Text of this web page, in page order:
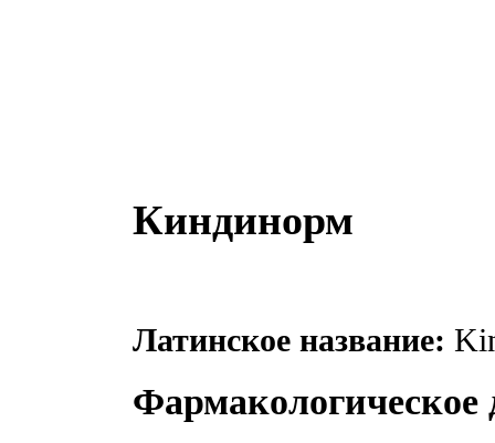
Киндинорм
Латинское название: